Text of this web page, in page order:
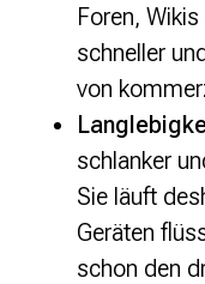
Foren,
schneller
von
schlanker
Sie läuft
Geräten
schon den